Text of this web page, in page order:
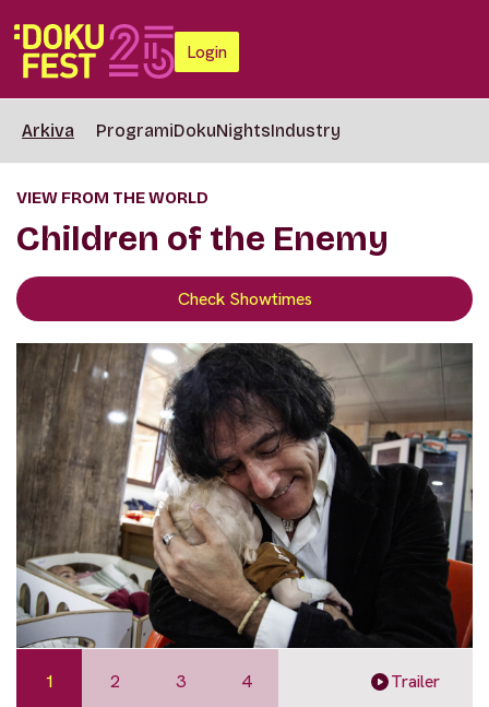
Login
Arkiva ProgramiDokuNightsIndustry
VIEW FROM THE WORLD
Children of the Enemy
Check Showtimes
1 2 3 4 Trailer